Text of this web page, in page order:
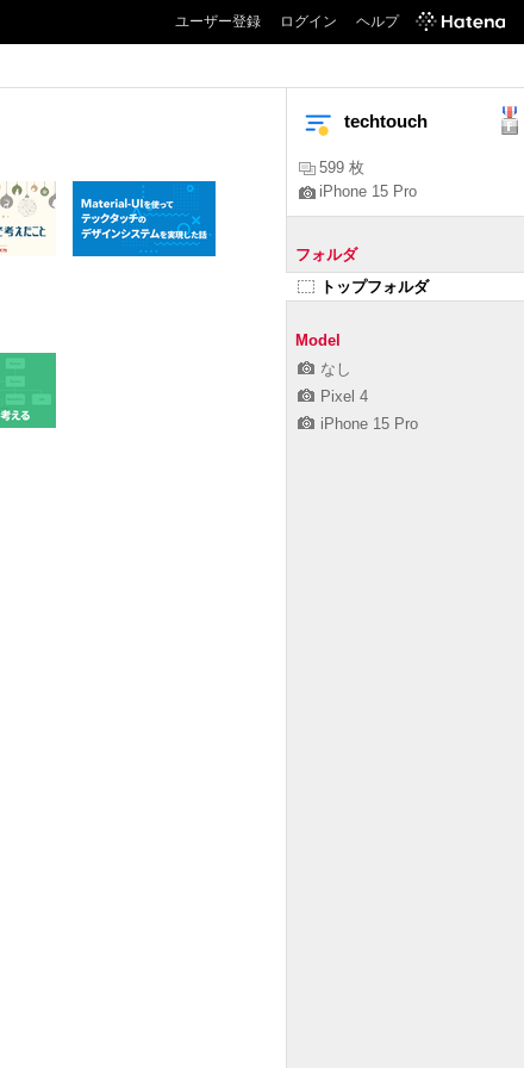
ユーザー登録 ログイン ヘルプ
techtouch
599 枚
iPhone 15 Pro
フォルダ
トップフォルダ
Model
なし
Pixel 4
iPhone 15 Pro